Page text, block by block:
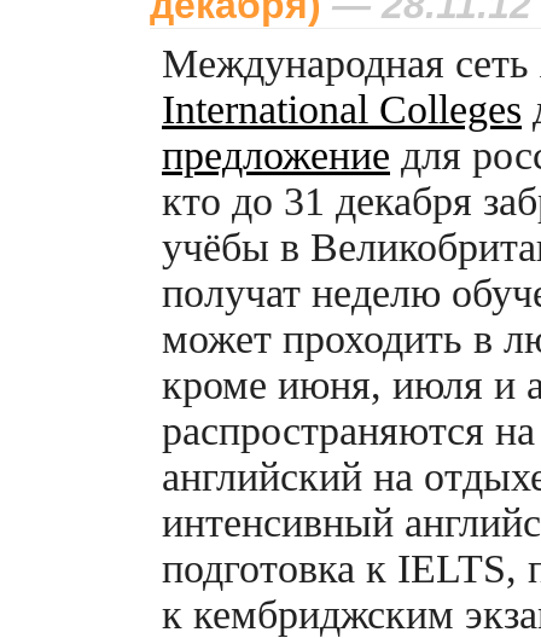
Международная
International Colleges
предложение для
кто до 31 декабря
учёбы в
получат неделю
может проходить в
кроме июня, июля и
распространяются
английский на
интенсивный
подготовка к IELTS,
к кембриджским